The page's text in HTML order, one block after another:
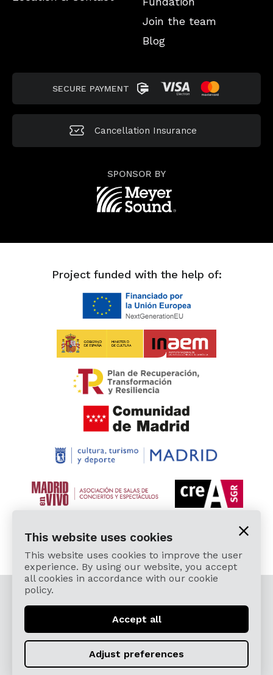
Join the team
Blog
SECURE PAYMENT
Cancellation Insurance
SPONSOR BY
Project funded with the help of:
© 2026 Cardamomo Flamenco Madrid - All rights
reserved.
Legal Terms and Privacy Policy
Términos, Condiciones, Protección de Datos,
Política de Devoluciones y Reintegros
This website uses cookies
This website uses cookies to improve the user
experience. By using our website, you accept
all cookies in accordance with our cookie
policy.
Accept all
Adjust preferences